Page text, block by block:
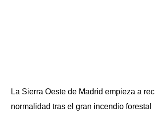
La Sierra Oeste de Madrid empieza a
normalidad tras el gran incendio forestal